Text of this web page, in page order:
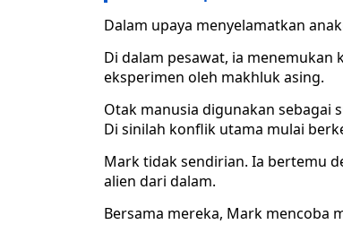
Dalam upaya menyelamatkan
Di dalam pesawat, ia
eksperimen oleh makhluk asing.
Otak manusia digunakan sebagai
Di sinilah konflik utama mulai
Mark tidak sendirian. Ia bertemu
alien dari dalam.
Bersama mereka, Mark mencoba